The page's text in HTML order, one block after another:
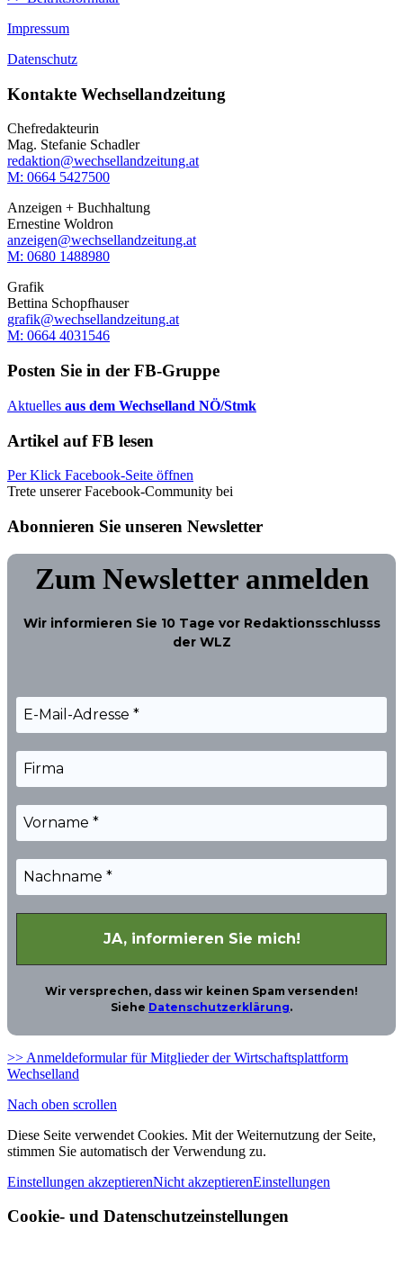
Impressum
Datenschutz
Kontakte Wechsellandzeitung
Chefredakteurin
Mag. Stefanie Schadler
redaktion@wechsellandzeitung.at
M: 0664 5427500‬
Anzeigen + Buchhaltung
Ernestine Woldron
anzeigen@wechsellandzeitung.at
M: ‭0680 1488980‬
Grafik
Bettina Schopfhauser
grafik@wechsellandzeitung.at
M: 0664 4031546
Posten Sie in der FB-Gruppe
Aktuelles aus dem Wechselland NÖ/Stmk
Artikel auf FB lesen
Per Klick Facebook-Seite öffnen
Trete unserer Facebook-Community bei
Abonnieren Sie unseren Newsletter
Zum Newsletter anmelden
Wir informieren Sie 10 Tage vor Redaktionsschlusss
der WLZ
Wir versprechen, dass wir keinen Spam versenden!
Siehe Datenschutzerklärung.
>> Anmeldeformular für Mitglieder der Wirtschaftsplattform
Wechselland
Nach oben scrollen
Diese Seite verwendet Cookies. Mit der Weiternutzung der Seite,
stimmen Sie automatisch der Verwendung zu.
Einstellungen akzeptierenNicht akzeptierenEinstellungen
Cookie- und Datenschutzeinstellungen